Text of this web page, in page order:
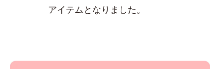
アイテムとなりました。